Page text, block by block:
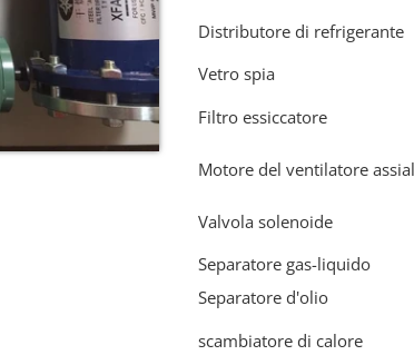
Distributore di refrigerante
Vetro spia
Filtro essiccatore
Motore del ventilatore
Valvola solenoide
Separatore gas-liquido
Separatore d'olio
scambiatore di calore